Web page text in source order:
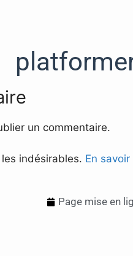
un commentaire.
indésirables. En
Page mise en